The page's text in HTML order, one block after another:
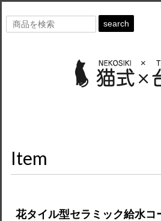
search
Item
花タイル型セラミック給水コ